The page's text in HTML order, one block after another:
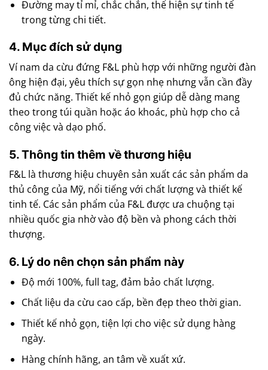
Đường may tỉ mỉ, chắc chắn, thể hiện sự tinh tế
trong từng chi tiết.
4. Mục đích sử dụng
Ví nam da cừu đứng F&L phù hợp với những người đàn
ông hiện đại, yêu thích sự gọn nhẹ nhưng vẫn cần đầy
đủ chức năng. Thiết kế nhỏ gọn giúp dễ dàng mang
theo trong túi quần hoặc áo khoác, phù hợp cho cả
công việc và dạo phố.
5. Thông tin thêm về thương hiệu
F&L là thương hiệu chuyên sản xuất các sản phẩm da
thủ công của Mỹ, nổi tiếng với chất lượng và thiết kế
tinh tế. Các sản phẩm của F&L được ưa chuộng tại
nhiều quốc gia nhờ vào độ bền và phong cách thời
thượng.
6. Lý do nên chọn sản phẩm này
Độ mới 100%, full tag, đảm bảo chất lượng.
Chất liệu da cừu cao cấp, bền đẹp theo thời gian.
Thiết kế nhỏ gọn, tiện lợi cho việc sử dụng hàng
ngày.
Hàng chính hãng, an tâm về xuất xứ.